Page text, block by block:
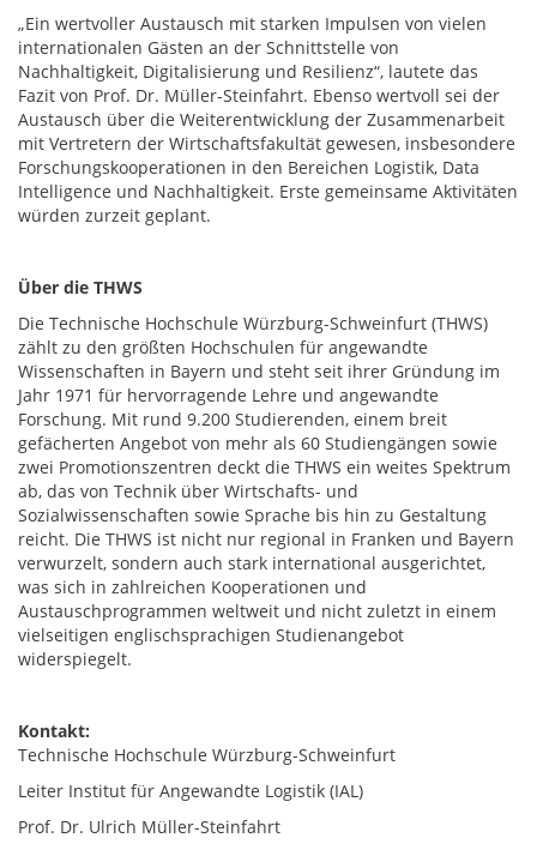
„Ein wertvoller Austausch mit starken Impulsen von vielen
internationalen Gästen an der Schnittstelle von
Nachhaltigkeit, Digitalisierung und Resilienz“, lautete das
Fazit von Prof. Dr. Müller-Steinfahrt. Ebenso wertvoll sei der
Austausch über die Weiterentwicklung der Zusammenarbeit
mit Vertretern der Wirtschaftsfakultät gewesen, insbesondere
Forschungskooperationen in den Bereichen Logistik, Data
Intelligence und Nachhaltigkeit. Erste gemeinsame Aktivitäten
würden zurzeit geplant.
Über die THWS
Die Technische Hochschule Würzburg-Schweinfurt (THWS)
zählt zu den größten Hochschulen für angewandte
Wissenschaften in Bayern und steht seit ihrer Gründung im
Jahr 1971 für hervorragende Lehre und angewandte
Forschung. Mit rund 9.200 Studierenden, einem breit
gefächerten Angebot von mehr als 60 Studiengängen sowie
zwei Promotionszentren deckt die THWS ein weites Spektrum
ab, das von Technik über Wirtschafts- und
Sozialwissenschaften sowie Sprache bis hin zu Gestaltung
reicht. Die THWS ist nicht nur regional in Franken und Bayern
verwurzelt, sondern auch stark international ausgerichtet,
was sich in zahlreichen Kooperationen und
Austauschprogrammen weltweit und nicht zuletzt in einem
vielseitigen englischsprachigen Studienangebot
widerspiegelt.
Kontakt:
Technische Hochschule Würzburg-Schweinfurt
Leiter Institut für Angewandte Logistik (IAL)
Prof. Dr. Ulrich Müller-Steinfahrt